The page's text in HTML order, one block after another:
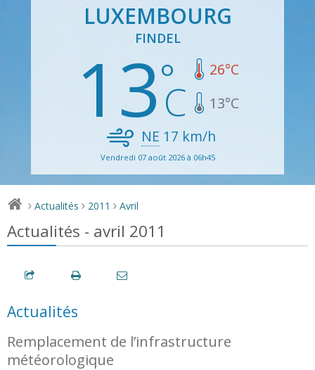
LUXEMBOURG
FINDEL
13 26°C
13°C
NE 17 km/h
Vendredi 07 août 2026 à 06h45
> Actualités > 2011 > Avril
Actualités - avril 2011
Actualités
Remplacement de l’infrastructure
météorologique